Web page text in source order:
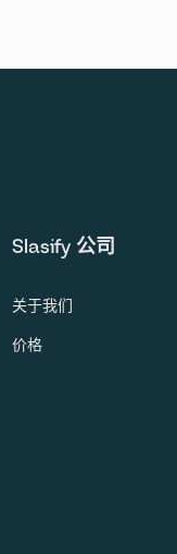
Slasify 公司
关于我们
价格